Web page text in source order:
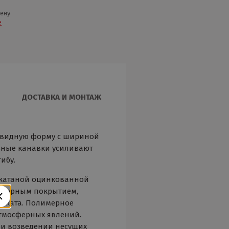
ДОСТАВКА И МОНТАЖ
форму с шириной
канавки усиливают
оцинкованной
покрытием,
Полимерное
явлений.
возведении несущих